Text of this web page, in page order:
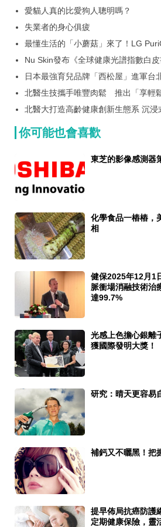
愛貓人真的比愛狗人聰明嗎？
失業者的身心俱疲
最懂生活的「小蘑菇」來了！LG
清淨機預購衝破 1,600 萬 傢俱化家電
響 x 變化式氛圍燈光一次到位
Nu Skin發布《全球健康光譜指數白皮
落後全球平均 最拚的一代最缺健康餘裕
日本最強育兒品牌「西松屋」進軍台
推出首創限定好禮、熱銷款強勢登場
北醫生技攜手唯豐肉鬆 推出「享輕
輩打造日常營養新選擇
北醫大打造高齡健康創新生態系 沉浸
你可能也會喜歡
東芝的影像感測器
化學食品一樁樁，
相
健保2025年12月1
脈衝場消融技術治
達99.7%
光感上色擔心銀離
獲國際發明大獎！
研究：晴天更容易
補鈣又不曬黑！把
提早佈局抗癌防護
定期健康保險，靈